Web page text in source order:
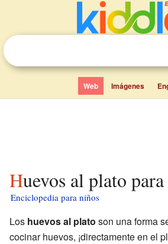
Web Imágenes
Huevos al plato
Enciclopedia para niños
Los huevos al plato son una forma
cocinar huevos, ¡directamente en el